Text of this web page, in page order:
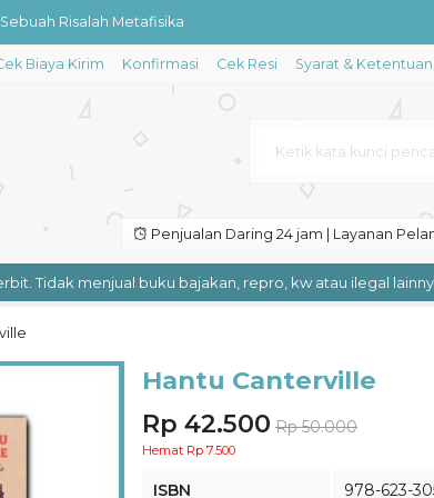
Risalah Metafisika
Ahmad Siddiq
Masa Depan Kita
dan Pembelajaran
dan Kewilayahan Edisi 2
XIX-Awal Abad XX
Iklim Sekolah
Biaya Kirim Konfirmasi Cek Resi Syarat & Ketentuan
Penjualan Daring 24 jam | Layanan
menjual buku bajakan, repro, kw atau ilegal lainnya
Hantu Canterville
Rp 42.500 Rp 50.000
Hemat Rp 7.500
ISBN 978-623-